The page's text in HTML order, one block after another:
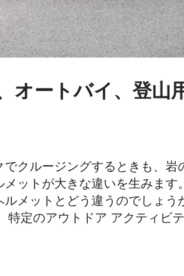
オートバイ、登山
クルージングするときも、岩
ットが大きな違いを生みます
メットとどう違うのでしょう
定のアウトドア アクティビ